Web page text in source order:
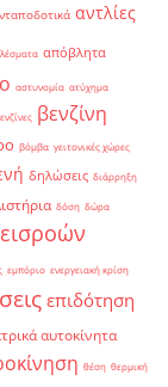
αντλίες
απόβλητα
αστυνομία ατύχημα
βενζίνη
βόμβα γειτονικές χώρες
δηλώσεις διάρρηξη
δόση δώρα
εισροών
εμπόριο ενεργειακή κρίση
επιδότηση
αυτοκίνητα
θέση θερμική